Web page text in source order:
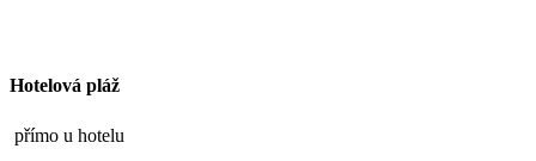
Hotelová pláž
přímo u hotelu